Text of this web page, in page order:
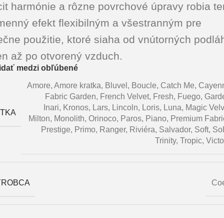
harmónie a rôzne povrchové úpravy robia
efekt flexibilným a všestranným pre
použitie, ktoré siaha od vnútorných
až po otvorený vzduch.
medzi obľúbené
Amore, Amore kratka, Bluvel , Boucle, Catch Me,
Fabric Garden, French Velvet, Fresh, Fuego,
Inari, Kronos, Lars, Lincoln, Loris, Luna, Magic
Milton, Monolith, Orinoco, Paros, Piano, Premium
Prestige, Primo, Ranger, Riviéra, Salvador, Soft,
Trinity, Tropic,